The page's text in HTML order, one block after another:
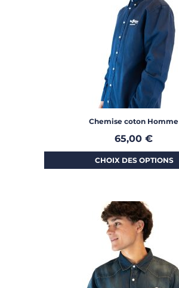
Chemise coton Homme
65,00 €
CHOIX DES OPTIONS